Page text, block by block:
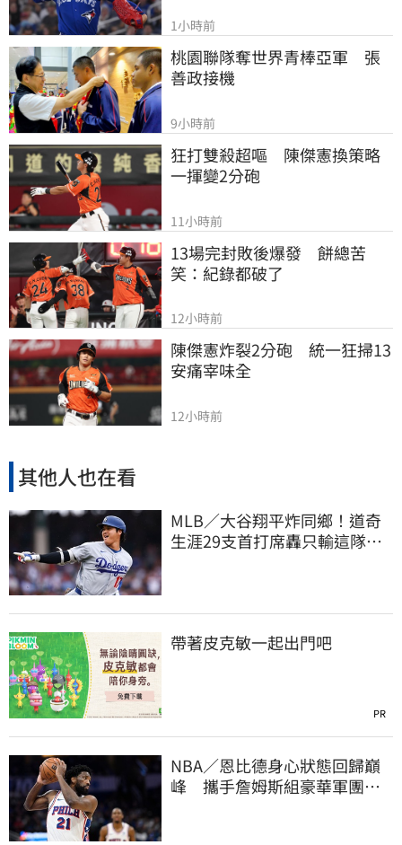
1小時前
桃園聯隊奪世界青棒亞軍　張
善政接機
9小時前
狂打雙殺超嘔　陳傑憲換策略
一揮變2分砲
11小時前
13場完封敗後爆發　餅總苦
笑：紀錄都破了
12小時前
陳傑憲炸裂2分砲　統一狂掃13
安痛宰味全
12小時前
其他人也在看
MLB／大谷翔平炸同鄉！道奇
生涯29支首打席轟只輸這隊
帶著皮克敏一起出門吧
PR
NBA／恩比德身心狀態回歸巔
峰 攜手詹姆斯組豪華軍團！